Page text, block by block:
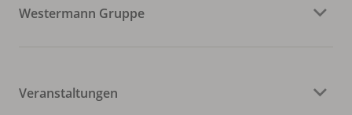
Westermann Gruppe
Veranstaltungen